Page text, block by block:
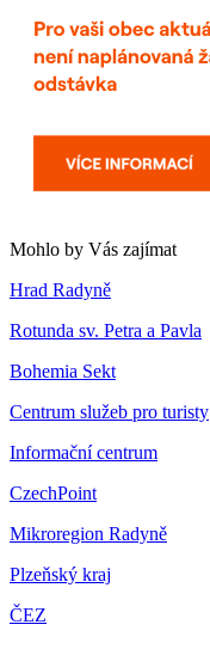
Mohlo by Vás zajímat
Hrad Radyně
Rotunda sv. Petra a Pavla
Bohemia Sekt
Centrum služeb pro turisty
Informační centrum
CzechPoint
Mikroregion Radyně
Plzeňský kraj
ČEZ